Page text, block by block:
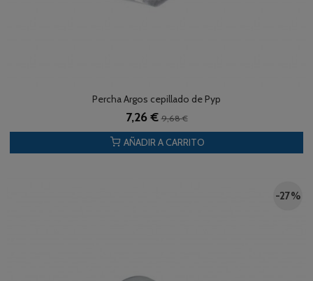
Percha Argos cepillado de Pyp
7,26 €9,68 €
AÑADIR A CARRITO
-27 %